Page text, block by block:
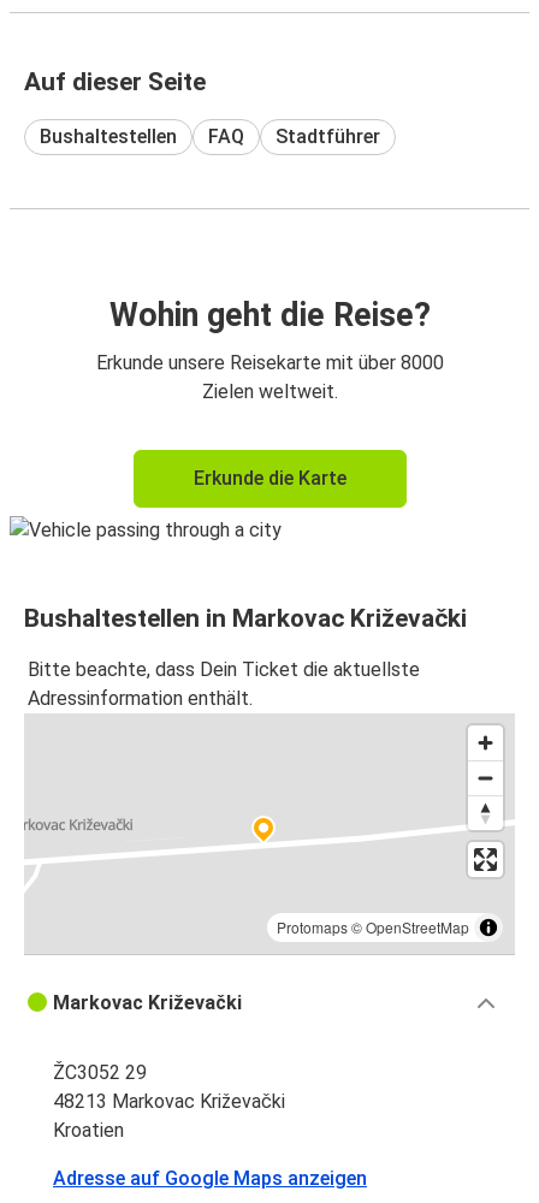
Auf dieser Seite
Bushaltestellen FAQ Stadtführer
Wohin geht die Reise?
Erkunde unsere Reisekarte mit über 8000
Zielen weltweit.
Erkunde die Karte
Bushaltestellen in Markovac Križevački
Bitte beachte, dass Dein Ticket die aktuellste
Adressinformation enthält.
Protomaps©OpenStreetMap
Markovac Križevački
ŽC3052 29
48213 Markovac Križevački
Kroatien
Adresse auf Google Maps anzeigen